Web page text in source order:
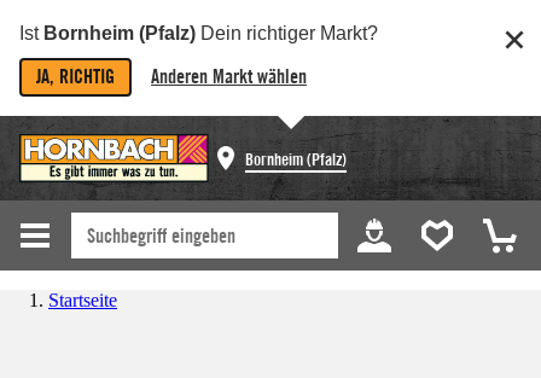
Ist Bornheim (Pfalz) Dein richtiger Markt?
JA, RICHTIG Anderen Markt wählen
Bornheim (Pfalz)
Startseite